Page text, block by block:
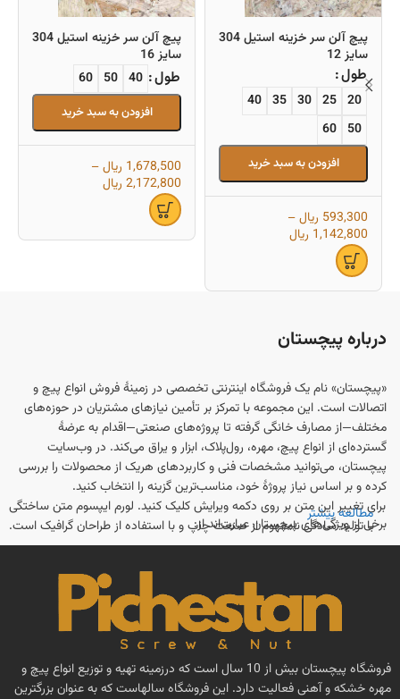
پیچ آلن سر خزینه استیل 304
سایز 12
طول
20
25
30
35
40
50
60
افزودن به سبد خرید
593,300 ریال–
1,142,800 ریال
پیچ آلن سر خزینه استیل 304
سایز 16
طول 40
50
60
افزودن به سبد خرید
1,678,500 ریال–
2,172,800 ریال
درباره پیچستان
«پیچستان» نام یک فروشگاه اینترنتی تخصصی در زمینهٔ فروش انواع پیچ و
اتصالات است. این مجموعه با تمرکز بر تأمین نیازهای مشتریان در حوزه‌های
مختلف—از مصارف خانگی گرفته تا پروژه‌های صنعتی—اقدام به عرضهٔ
گسترده‌ای از انواع پیچ، مهره، رول‌پلاک، ابزار و یراق می‌کند. در وب‌سایت
پیچستان، می‌توانید مشخصات فنی و کاربردهای هریک از محصولات را بررسی
کرده و بر اساس نیاز پروژهٔ خود، مناسب‌ترین گزینه را انتخاب کنید.
برخی از ویژگی‌های پیچستان عبارت‌اند از:
رول‌پلاک و واشر در سایزبندی و متریال‌های مختلف در دسترس است.
اطلاعات فنی و مشاوره: راهنمایی‌ها و مقالاتی برای انتخاب درست نوع و
اندازهٔ پیچ، و همچنین معرفی استانداردها و روش‌های نصب در وب‌سایت ارائه
خدمات آنلاین و پشتیبانی : امکان ثبت سفارش به‌صورت اینترنتی و دریافت
مشاورهٔ تلفنی یا آنلاین برای انتخاب محصولات مناسب.
مطالعه بیشتر
برای تغییر این متن بر روی دکمه ویرایش کلیک کنید. لورم ایپسوم متن ساختگی
با تولید سادگی نامفهوم از صنعت چاپ و با استفاده از طراحان گرافیک است.
فروشگاه پیچستان بیش از 10 سال است که درزمینه تهیه و توزیع انواع پیچ و
مهره خشکه و آهنی فعالیت دارد. این فروشگاه سالهاست که به عنوان بزرگترین